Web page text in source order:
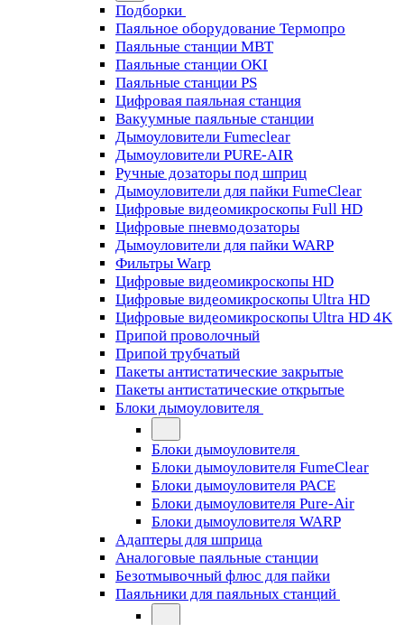
Подборки
Паяльное оборудование Термопро
Паяльные станции MBT
Паяльные станции OKI
Паяльные станции PS
Цифровая паяльная станция
Вакуумные паяльные станции
Дымоуловители Fumeclear
Дымоуловители PURE-AIR
Ручные дозаторы под шприц
Дымоуловители для пайки FumeClear
Цифровые видеомикроскопы Full HD
Цифровые пневмодозаторы
Дымоуловители для пайки WARP
Фильтры Warp
Цифровые видеомикроскопы HD
Цифровые видеомикроскопы Ultra HD
Цифровые видеомикроскопы Ultra HD 4K
Припой проволочный
Припой трубчатый
Пакеты антистатические закрытые
Пакеты антистатические открытые
Блоки дымоуловителя
Блоки дымоуловителя
Блоки дымоуловителя FumeClear
Блоки дымоуловителя PACE
Блоки дымоуловителя Pure-Air
Блоки дымоуловителя WARP
Адаптеры для шприца
Аналоговые паяльные станции
Безотмывочный флюс для пайки
Паяльники для паяльных станций